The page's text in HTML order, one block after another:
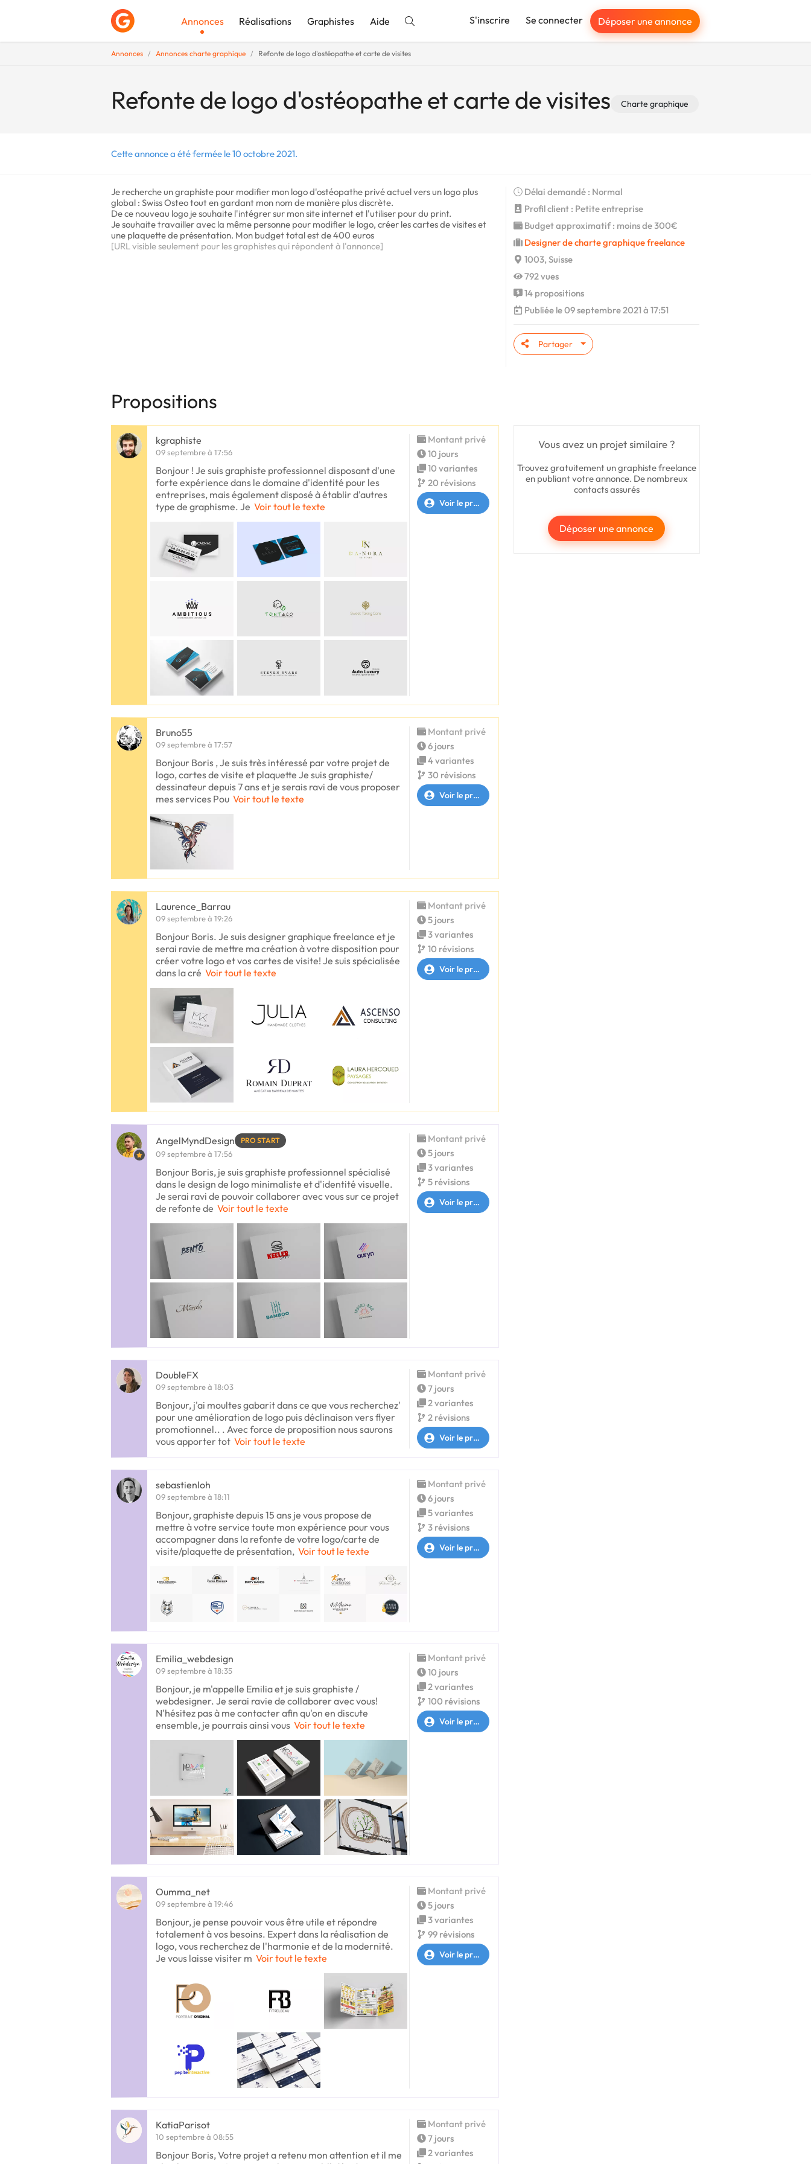
Annonces Réalisations Graphistes Aide S'inscrire Se connecter Déposer une annonce
Annonces Annonces charte graphique Refonte de logo d'ostéopathe et carte de visites
Refonte de logo d'ostéopathe et carte de visites Charte graphique
Cette annonce a été fermée le 10 octobre 2021.
Je recherche un graphiste pour modifier mon logo d'ostéopathe privé actuel vers un logo plus
global : Swiss Osteo tout en gardant mon nom de manière plus discrète.
De ce nouveau logo je souhaite l'intégrer sur mon site internet et l'utiliser pour du print.
Je souhaite travailler avec la même personne pour modifier le logo, créer les cartes de visites et
une plaquette de présentation. Mon budget total est de 400 euros
[URL visible seulement pour les graphistes qui répondent à l'annonce]
Délai demandé : Normal
Profil client : Petite entreprise
Budget approximatif : moins de 300€
Designer de charte graphique freelance
1003, Suisse
792 vues
14 propositions
Publiée le 09 septembre 2021 à 17:51
Partager
Propositions
Vous avez un projet similaire ?
Trouvez gratuitement un graphiste freelance
en publiant votre annonce. De nombreux
contacts assurés
Déposer une annonce
kgraphiste
09 septembre à 17:56
Bonjour ! Je suis graphiste professionnel disposant d'une
forte expérience dans le domaine d'identité pour les
entreprises, mais également disposé à établir d'autres
type de graphisme. Je Voir tout le texte
Montant privé
10 jours
10 variantes
20 révisions
Voir le profil
Bruno55
09 septembre à 17:57
Bonjour Boris , Je suis très intéressé par votre projet de
logo, cartes de visite et plaquette Je suis graphiste/
dessinateur depuis 7 ans et je serais ravi de vous proposer
mes services Pou Voir tout le texte
Montant privé
6 jours
4 variantes
30 révisions
Voir le profil
Laurence_Barrau
09 septembre à 19:26
Bonjour Boris. Je suis designer graphique freelance et je
serai ravie de mettre ma création à votre disposition pour
créer votre logo et vos cartes de visite! Je suis spécialisée
dans la cré Voir tout le texte
Montant privé
5 jours
3 variantes
10 révisions
Voir le profil
AngelMyndDesign PRO START
09 septembre à 17:56
Bonjour Boris, je suis graphiste professionnel spécialisé
dans le design de logo minimaliste et d'identité visuelle.
Je serai ravi de pouvoir collaborer avec vous sur ce projet
de refonte de Voir tout le texte
Montant privé
5 jours
3 variantes
5 révisions
Voir le profil
DoubleFX
09 septembre à 18:03
Bonjour, j'ai moultes gabarit dans ce que vous recherchez'
pour une amélioration de logo puis déclinaison vers flyer
promotionnel.. . Avec force de proposition nous saurons
vous apporter tot Voir tout le texte
Montant privé
7 jours
2 variantes
2 révisions
Voir le profil
sebastienloh
09 septembre à 18:11
Bonjour, graphiste depuis 15 ans je vous propose de
mettre à votre service toute mon expérience pour vous
accompagner dans la refonte de votre logo/carte de
visite/plaquette de présentation, Voir tout le texte
Montant privé
6 jours
5 variantes
3 révisions
Voir le profil
Emilia_webdesign
09 septembre à 18:35
Bonjour, je m'appelle Emilia et je suis graphiste /
webdesigner. Je serai ravie de collaborer avec vous!
N'hésitez pas à me contacter afin qu'on en discute
ensemble, je pourrais ainsi vous Voir tout le texte
Montant privé
10 jours
2 variantes
100 révisions
Voir le profil
Oumma_net
09 septembre à 19:46
Bonjour, je pense pouvoir vous être utile et répondre
totalement à vos besoins. Expert dans la réalisation de
logo, vous recherchez de l'harmonie et de la modernité.
Je vous laisse visiter m Voir tout le texte
Montant privé
5 jours
3 variantes
99 révisions
Voir le profil
KatiaParisot
10 septembre à 08:55
Bonjour Boris, Votre projet a retenu mon attention et il me
Montant privé
7 jours
2 variantes